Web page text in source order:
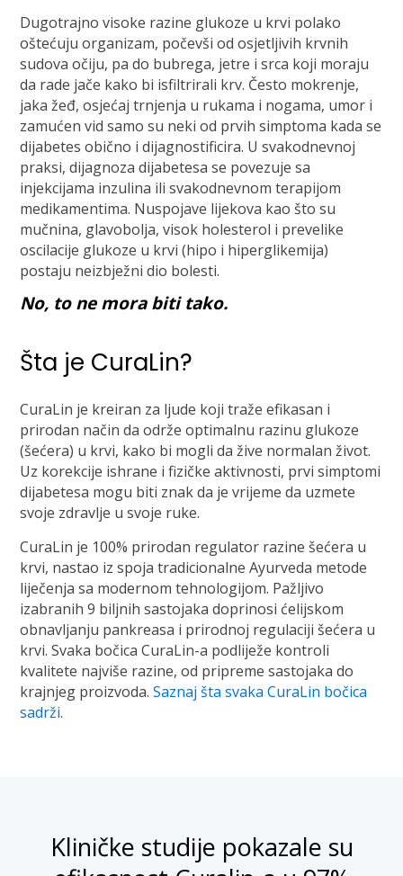
Dugotrajno visoke razine glukoze u krvi polako
oštećuju organizam, počevši od osjetljivih krvnih
sudova očiju, pa do bubrega, jetre i srca koji moraju
da rade jače kako bi isfiltrirali krv. Često mokrenje,
jaka žeđ, osjećaj trnjenja u rukama i nogama, umor i
zamućen vid samo su neki od prvih simptoma kada se
dijabetes obično i dijagnostificira. U svakodnevnoj
praksi, dijagnoza dijabetesa se povezuje sa
injekcijama inzulina ili svakodnevnom terapijom
medikamentima. Nuspojave lijekova kao što su
mučnina, glavobolja, visok holesterol i prevelike
oscilacije glukoze u krvi (hipo i hiperglikemija)
postaju neizbježni dio bolesti.
No, to ne mora biti tako.
Šta je CuraLin?
CuraLin je kreiran za ljude koji traže efikasan i
prirodan način da održe optimalnu razinu glukoze
(šećera) u krvi, kako bi mogli da žive normalan život.
Uz korekcije ishrane i fizičke aktivnosti, prvi simptomi
dijabetesa mogu biti znak da je vrijeme da uzmete
svoje zdravlje u svoje ruke.
CuraLin je 100% prirodan regulator razine šećera u
krvi, nastao iz spoja tradicionalne Ayurveda metode
liječenja sa modernom tehnologijom. Pažljivo
izabranih 9 biljnih sastojaka doprinosi ćelijskom
obnavljanju pankreasa i prirodnoj regulaciji šećera u
krvi. Svaka bočica CuraLin-a podliježe kontroli
kvalitete najviše razine, od pripreme sastojaka do
krajnjeg proizvoda.Saznaj šta svaka CuraLin bočica
sadrži.
Kliničke studije pokazale su